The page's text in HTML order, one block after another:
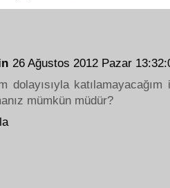
26 Ağustos 2012 Pazar
dolayısıyla
mümkün müdür?